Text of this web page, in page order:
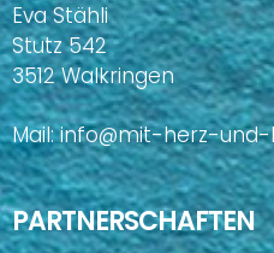
Eva Stähli
Stutz 542
3512 Walkringen
Mail:info@mit-herz-
PARTNERSCHAFTEN